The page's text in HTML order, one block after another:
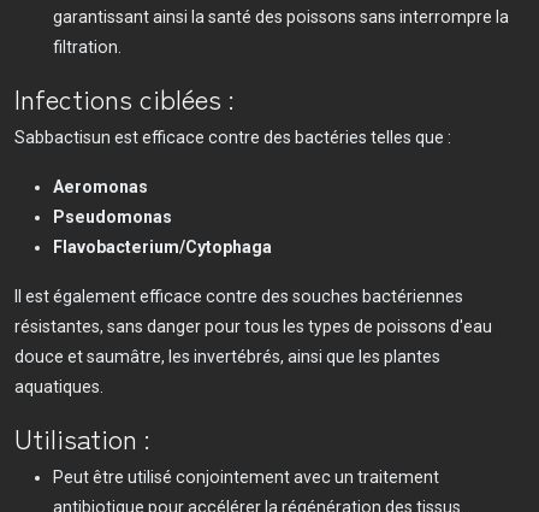
garantissant ainsi la santé des poissons sans interrompre la
filtration.
Infections ciblées :
Sabbactisun est efficace contre des bactéries telles que :
Aeromonas
Pseudomonas
Flavobacterium/Cytophaga
Il est également efficace contre des souches bactériennes
résistantes, sans danger pour tous les types de poissons d'eau
douce et saumâtre, les invertébrés, ainsi que les plantes
aquatiques.
Utilisation :
Peut être utilisé conjointement avec un traitement
antibiotique pour accélérer la régénération des tissus.